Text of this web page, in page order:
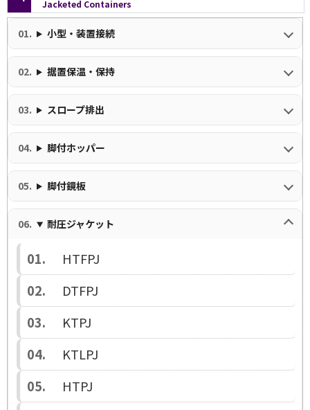
Jacketed Containers
小型・装置接続
据置保温・保持
スロープ排出
脚付ホッパー
脚付鏡板
耐圧ジャケット
HTFPJ
DTFPJ
KTPJ
KTLPJ
HTPJ